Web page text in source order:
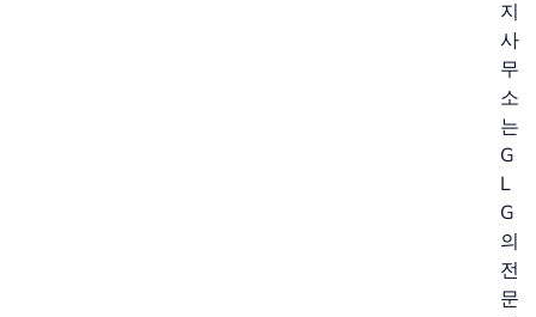
지
사
무
소
는
G
L
G
의
전
문